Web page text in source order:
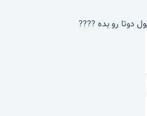
دوتا رو بده ????